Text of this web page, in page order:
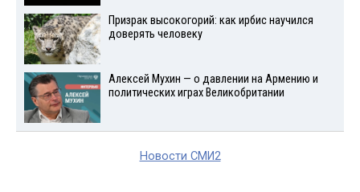
Призрак высокогорий: как ирбис научился
доверять человеку
Алексей Мухин — о давлении на Армению и
политических играх Великобритании
Новости СМИ2